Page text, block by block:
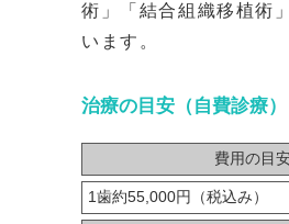
術」「結合組織移植術
います。
治療の目安（自費診療）
費用の目
1歯約55,000円（税込み）